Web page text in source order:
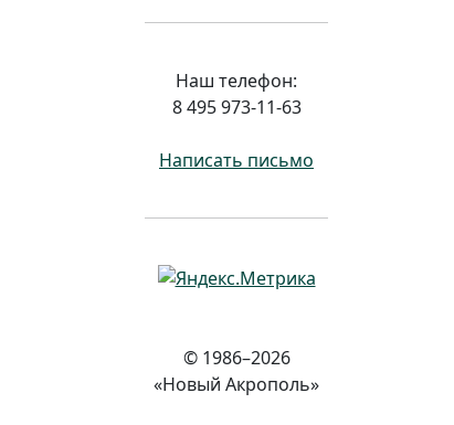
Наш телефон:
8 495 973-11-63
Написать письмо
© 1986–2026
«Новый Акрополь»